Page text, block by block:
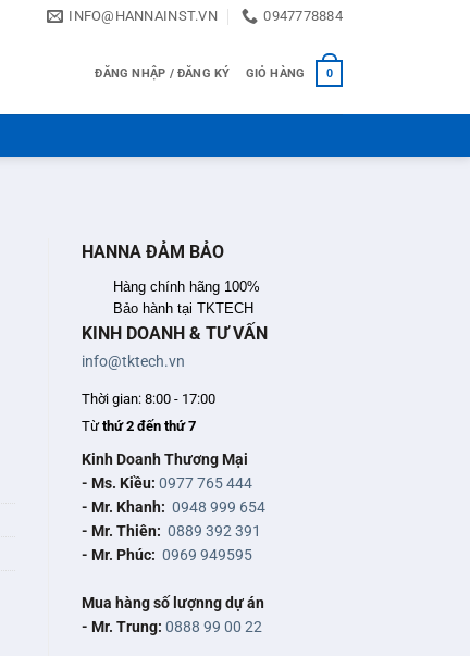
INFO@HANNAINST.VN 0947778884
ĐĂNG NHẬP / ĐĂNG KÝ GIỎ HÀNG 0
HANNA ĐẢM BẢO
Hàng chính hãng 100%
Bảo hành tại TKTECH
KINH DOANH & TƯ VẤN
info@tktech.vn
Thời gian: 8:00 - 17:00
Từthứ 2 đến thứ 7
Kinh Doanh Thương Mại
- Ms. Kiều: 0977 765 444
- Mr. Khanh: 0948 999 654
- Mr. Thiên: 0889 392 391
- Mr. Phúc: 0969 949595
Mua hàng số lượnng dự án
- Mr. Trung: 0888 99 00 22